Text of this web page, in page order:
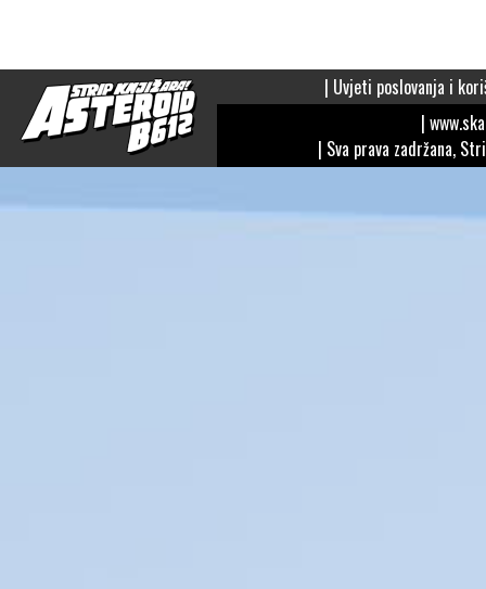
| Uvjeti poslovanja i
|
| Sva prava zadržana,